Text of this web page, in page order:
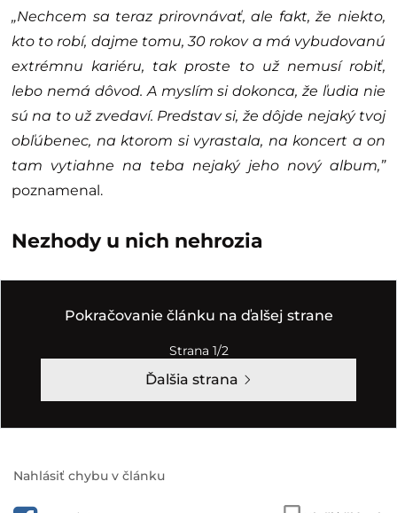
„Nechcem sa teraz prirovnávať, ale fakt, že niekto,
kto to robí, dajme tomu, 30 rokov a má vybudovanú
extrémnu kariéru, tak proste to už nemusí robiť,
lebo nemá dôvod. A myslím si dokonca, že ľudia nie
sú na to už zvedaví. Predstav si, že dôjde nejaký tvoj
obľúbenec, na ktorom si vyrastala, na koncert a on
tam vytiahne na teba nejaký jeho nový album,”
poznamenal.
Nezhody u nich nehrozia
Pokračovanie článku na ďalšej strane
Strana 1/2
Ďalšia strana
Nahlásiť chybu v článku